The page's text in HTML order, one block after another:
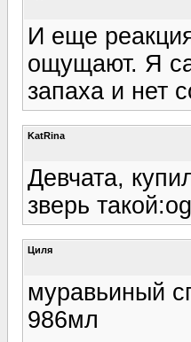
И еще
ощущают. Я
запаха и нет
KatRina
Девчата,
зверь
Циля
муравьиный
986мл